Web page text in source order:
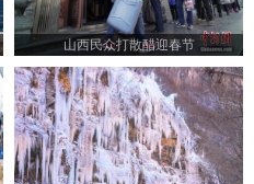
山西民众打散醋迎春节